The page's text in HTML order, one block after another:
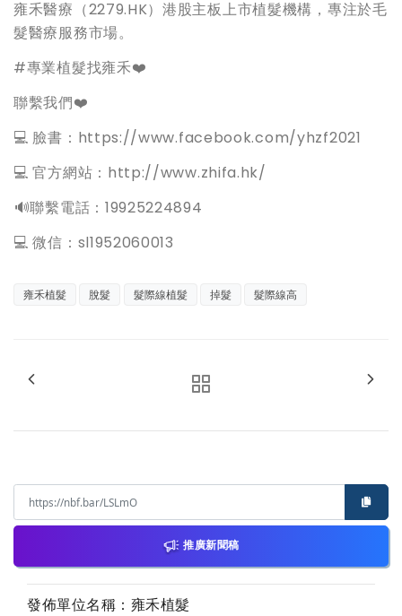
雍禾醫療（2279.HK）港股主板上市植髮機構，專注於毛
髮醫療服務市場。
#專業植髮找雍禾❤️
聯繫我們❤️
💻 臉書：https://www.facebook.com/yhzf2021
💻 官方網站：http://www.zhifa.hk/
️🔊聯繫電話：19925224894
💻 微信：sl1952060013
雍禾植髮 脫髮 髮際線植髮 掉髮 髮際線高
推廣新聞稿
發佈單位名稱：雍禾植髮